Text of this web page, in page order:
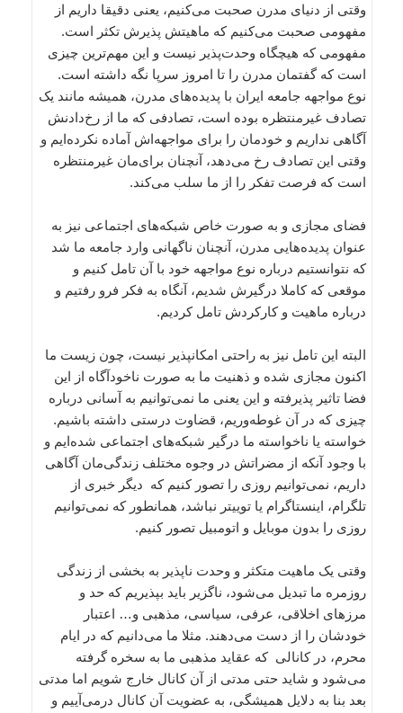
وقتی از دنیای مدرن صحبت می‌کنیم، یعنی دقیقا داریم از
مفهومی صحبت می‌کنیم که ماهیتش پذیرش تکثر است.
مفهومی که هیچگاه وحدت‌پذیر نیست و این مهم‌ترین چیزی
است که گفتمان مدرن را تا امروز سرپا نگه داشته است.
نوع مواجهه جامعه ایران با پدیده‌های مدرن، همیشه مانند یک
تصادف غیرمنتظره بوده است، تصادفی که ما از رخ‌دادنش
آگاهی نداریم و خودمان را برای مواجهه‌اش آماده نکرده‌ایم و
وقتی این تصادف رخ می‌دهد، آنچنان برای‌مان غیرمنتظره
است که فرصت تفکر را از ما سلب می‌کند.
فضای مجازی و به صورت خاص شبکه‌های اجتماعی نیز به
عنوان پدیده‌هایی مدرن، آنچنان ناگهانی وارد جامعه ما شد
که نتوانستیم درباره نوع مواجهه خود با آن تامل کنیم و
موقعی که کاملا درگیرش شدیم، آنگاه به فکر فرو رفتیم و
درباره ماهیت و کارکردش تامل کردیم.
البته این تامل نیز به راحتی امکانپذیر نیست، چون زیست ما
اکنون مجازی شده و ذهنیت ما به صورت ناخودآگاه از این
فضا تاثیر پذیرفته و این یعنی ما نمی‌توانیم به آسانی درباره
چیزی که در آن غوطه‌وریم، قضاوت درستی داشته باشیم.
خواسته یا ناخواسته ما درگیر شبکه‌های اجتماعی شده‌ایم و
با وجود آنکه از مضراتش در وجوه مختلف زندگی‌مان آگاهی
داریم، نمی‌توانیم روزی را تصور کنیم که دیگر خبری از
تلگرام، اینستاگرام یا توییتر نباشد، همانطور که نمی‌توانیم
روزی را بدون موبایل و اتومبیل تصور کنیم.
وقتی یک ماهیت متکثر و وحدت ناپذیر به بخشی از زندگی
روزمره ما تبدیل می‌شود، ناگزیر باید بپذیریم که حد و
مرز‌های اخلاقی، عرفی، سیاسی، مذهبی و… اعتبار
خودشان را از دست می‌دهند. مثلا ما می‌دانیم که در ایام
محرم، در کانالی که عقاید مذهبی ما به سخره گرفته
می‌شود و شاید حتی مدتی از آن کانال خارج شویم اما مدتی
بعد بنا به دلایل همیشگی، به عضویت آن کانال در‌می‌آییم و